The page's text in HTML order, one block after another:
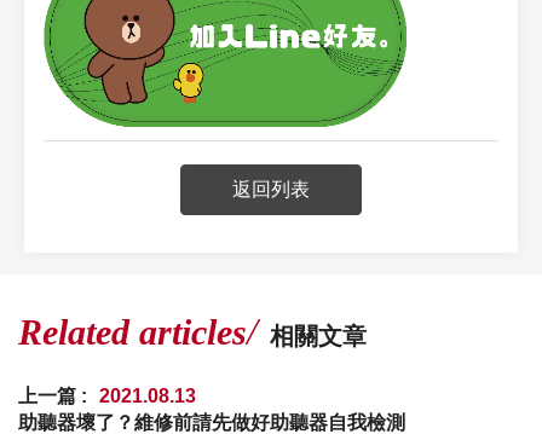
返回列表
Related articles 相關文章
上一篇 :
2021.08.13
助聽器壞了？維修前請先做好助聽器自我檢測